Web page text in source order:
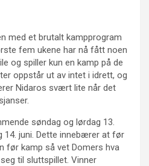
med et brutalt kampprogram
fem ukene har nå fått noen
og spiller kun en kamp på de
oppstår ut av intet i idrett, og
Nidaros svært lite når det
søndag og lørdag 13.
14. juni. Dette innebærer at før
før kamp så vet Domers hva
til sluttspillet. Vinner